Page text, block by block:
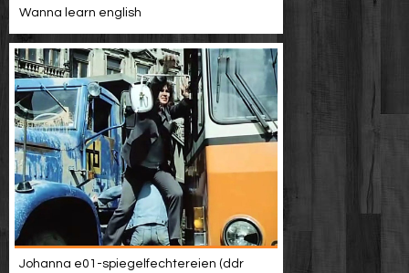
Wanna learn english
Johanna e01-spiegelfechtereien (ddr